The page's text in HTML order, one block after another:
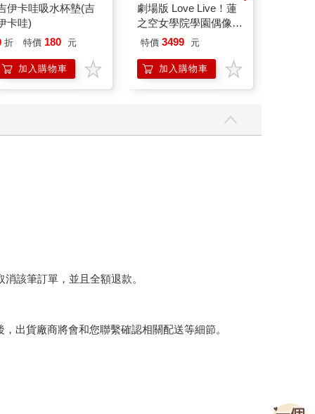
伊卡哇吸水杯墊(吉
卡哇)
折 特價 180 元
加入購物車
劇場版 Love Live！蓮
之空女學院學園偶像俱
樂部 Bloom Garden
組
特價 3499 元
加入購物車
該筆訂單，並且全額退款。
出貨廠商將會和您聯繫確認相關配送等細節。